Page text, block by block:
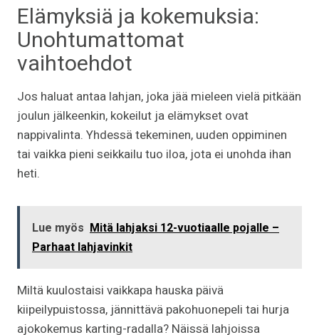
Elämyksiä ja kokemuksia:
Unohtumattomat
vaihtoehdot
Jos haluat antaa lahjan, joka jää mieleen vielä pitkään
joulun jälkeenkin, kokeilut ja elämykset ovat
nappivalinta. Yhdessä tekeminen, uuden oppiminen
tai vaikka pieni seikkailu tuo iloa, jota ei unohda ihan
heti.
Lue myös Mitä lahjaksi 12-vuotiaalle pojalle –
Parhaat lahjavinkit
Miltä kuulostaisi vaikkapa hauska päivä
kiipeilypuistossa, jännittävä pakohuonepeli tai hurja
ajokokemus karting-radalla? Näissä lahjoissa